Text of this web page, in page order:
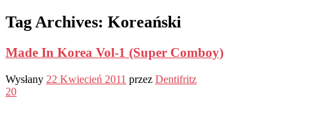
Tag Archives: Koreański
Made In Korea Vol-1 (Super Comboy)
Wysłany 22 Kwiecień 2011 przez Dentifritz
20